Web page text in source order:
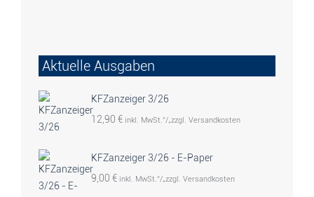
Aktuelle Ausgaben
KFZanzeiger 3/26
12,90 € inkl. MwSt.“/„zzgl. Versandkosten
KFZanzeiger 3/26 - E-Paper
9,00 € inkl. MwSt.“/„zzgl. Versandkosten